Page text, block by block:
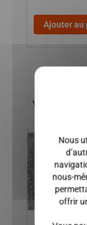
Ajouter au
Vous
Nous
nous-
offrir